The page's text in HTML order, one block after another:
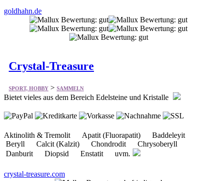
Crystal-Treasure
SPORT, HOBBY >SAMMELN
Bietet vieles aus dem Bereich Edelsteine und Kristalle
Aktinolith & Tremolit Apatit (Fluorapatit) Baddeleyit
Beryll Calcit (Kalzit) Chondrodit Chrysoberyll
crystal-treasure.com